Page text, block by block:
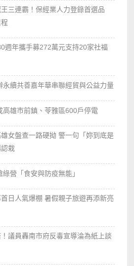
三連霸！保經業人力登錄首選品
年攜手募272萬元支持20家社福
續共善嘉年華串聯經貿與公益力量
高雄市前鎮、苓雅區600戶停電
女盤查一路硬拗 警一句「妳到底是
栽
營「食安與防疫無能」
日人氣爆棚 暑假親子旅遊再添新亮
議員轟南市府反毒宣導淪為紙上談